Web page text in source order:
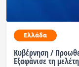
Ελλάδα
Κυβέρνηση /
Εξαφάνισε τη